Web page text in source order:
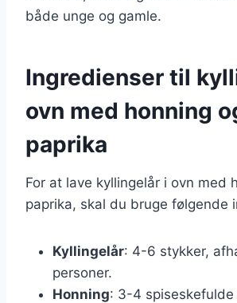
både unge og gamle.
Ingredienser til
ovn med honning
paprika
For at lave kyllingelår i ovn med
paprika, skal du bruge følgende
Kyllingelår: 4-6 stykker,
personer.
Honning: 3-4